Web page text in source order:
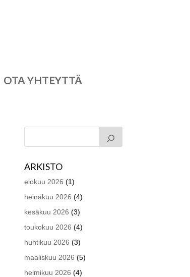
OTA YHTEYTTÄ
ARKISTO
elokuu 2026 (1)
heinäkuu 2026 (4)
kesäkuu 2026 (3)
toukokuu 2026 (4)
huhtikuu 2026 (3)
maaliskuu 2026 (5)
helmikuu 2026 (4)